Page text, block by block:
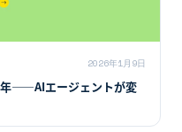
2026年1月9日
――AIエージェントが変